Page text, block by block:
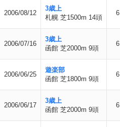
2006/08/12
3歳上
札幌 芝1500m 14頭
6
2006/07/16
3歳上
函館 芝2000m 9頭
6
2006/06/25
遊楽部
函館 芝1800m 9頭
6
2006/06/17
3歳上
函館 芝2000m 9頭
6